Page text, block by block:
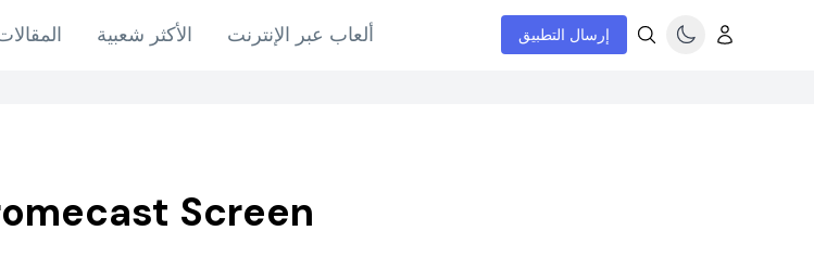
الأكثر شعبية ألعاب عبر الإنترنت إرسال التطبيق
Screen